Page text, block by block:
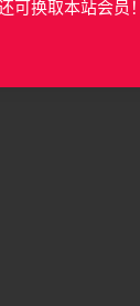
可换取本站会员！